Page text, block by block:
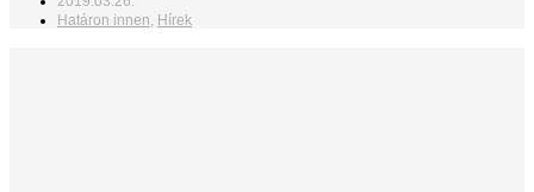
Határon innen Hírek